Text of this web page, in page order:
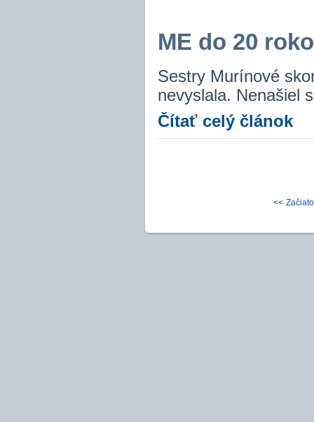
ME do 20
Sestry Murínové
nevyslala. Nenašiel
Čítať celý článok
<<